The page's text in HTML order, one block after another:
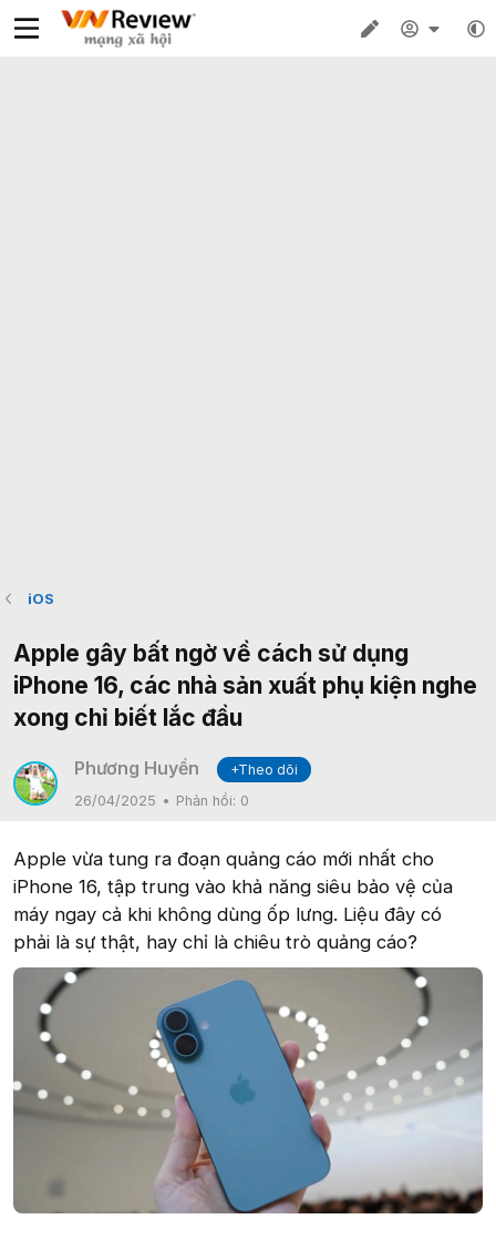
iOS
Apple gây bất ngờ về cách sử dụng
iPhone 16, các nhà sản xuất phụ kiện nghe
xong chỉ biết lắc đầu
Phương Huyền
+Theo dõi
26/04/2025
Phản hồi: 0
Apple vừa tung ra đoạn quảng cáo mới nhất cho
iPhone 16, tập trung vào khả năng siêu bảo vệ của
máy ngay cả khi không dùng ốp lưng. Liệu đây có
phải là sự thật, hay chỉ là chiêu trò quảng cáo?